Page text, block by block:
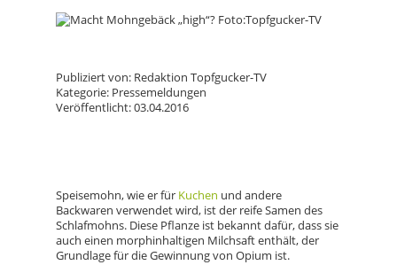
Publiziert von: Redaktion Topfgucker-TV
Kategorie: Pressemeldungen
Veröffentlicht: 03.04.2016
Speisemohn, wie er für Kuchen und andere
Backwaren verwendet wird, ist der reife Samen des
Schlafmohns. Diese Pflanze ist bekannt dafür, dass sie
auch einen morphinhaltigen Milchsaft enthält, der
Grundlage für die Gewinnung von Opium ist.